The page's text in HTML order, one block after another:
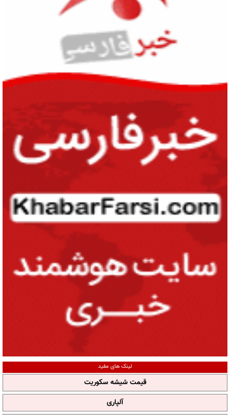
لینک های مفید
قیمت شیشه سکوریت
آلپاری